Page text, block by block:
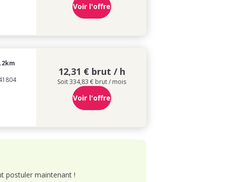
Voir l'offre
12,31 € brut / h
Soit 334,83 € brut / mois
Voir l'offre
postuler maintenant !